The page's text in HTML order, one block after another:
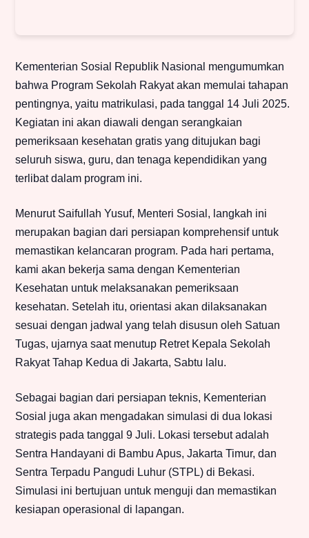
Kementerian Sosial Republik Nasional mengumumkan
bahwa Program Sekolah Rakyat akan memulai tahapan
pentingnya, yaitu matrikulasi, pada tanggal 14 Juli 2025.
Kegiatan ini akan diawali dengan serangkaian
pemeriksaan kesehatan gratis yang ditujukan bagi
seluruh siswa, guru, dan tenaga kependidikan yang
terlibat dalam program ini.
Menurut Saifullah Yusuf, Menteri Sosial, langkah ini
merupakan bagian dari persiapan komprehensif untuk
memastikan kelancaran program. Pada hari pertama,
kami akan bekerja sama dengan Kementerian
Kesehatan untuk melaksanakan pemeriksaan
kesehatan. Setelah itu, orientasi akan dilaksanakan
sesuai dengan jadwal yang telah disusun oleh Satuan
Tugas, ujarnya saat menutup Retret Kepala Sekolah
Rakyat Tahap Kedua di Jakarta, Sabtu lalu.
Sebagai bagian dari persiapan teknis, Kementerian
Sosial juga akan mengadakan simulasi di dua lokasi
strategis pada tanggal 9 Juli. Lokasi tersebut adalah
Sentra Handayani di Bambu Apus, Jakarta Timur, dan
Sentra Terpadu Pangudi Luhur (STPL) di Bekasi.
Simulasi ini bertujuan untuk menguji dan memastikan
kesiapan operasional di lapangan.